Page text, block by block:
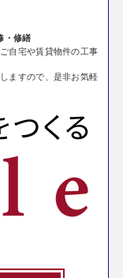
・修繕
自宅や賃貸物件の工事
ますので、是非お気軽